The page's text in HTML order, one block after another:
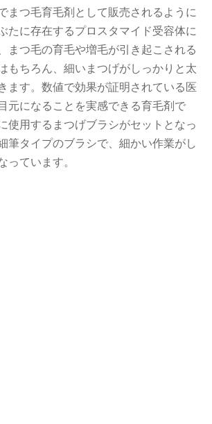
まつ毛育毛剤として販売されるように
たに存在するプロスタマイド受容体に
まつ毛の育毛や増毛が引き起こされる
もちろん、細いまつげがしっかりと太
ます。数値で効果が証明されている医
元になることを実感できる育毛剤で
使用するまつげブラシがセットとなっ
筆タイプのブラシで、細かい作業がし
ています。